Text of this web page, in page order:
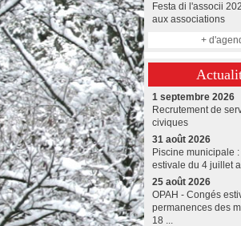
Festa di l'associi
aux associations
+
1 septembre 2026
Recrutement de
civiques
31 août 2026
Piscine municipale
estivale du 4 juillet
25 août 2026
OPAH - Congés
permanences des
18 ...